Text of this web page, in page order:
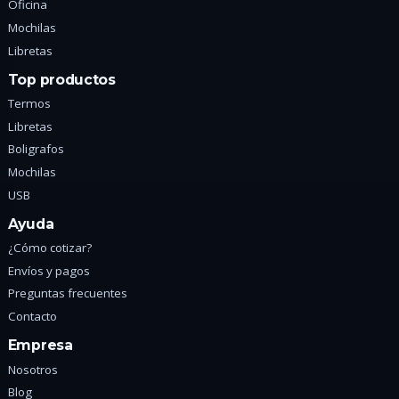
Oficina
Mochilas
Libretas
Top productos
Termos
Libretas
Boligrafos
Mochilas
USB
Ayuda
¿Cómo cotizar?
Envíos y pagos
Preguntas frecuentes
Contacto
Empresa
Nosotros
Blog